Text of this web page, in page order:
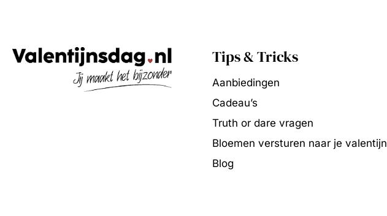
Tips & Tricks
Aanbiedingen
Cadeau’s
Truth or dare vragen
Bloemen versturen naar je valentijn
Blog